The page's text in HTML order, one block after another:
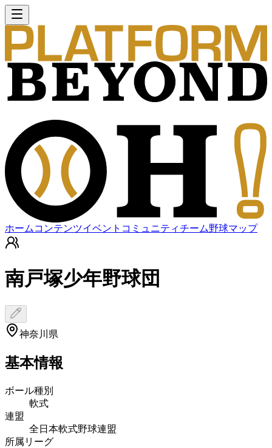
ホーム コンテンツイベント コミュニティチーム野球マップ
南戸塚少年野球団
神奈川県
基本情報
ボール種別
軟式
連盟
全日本軟式野球連盟
所属リーグ